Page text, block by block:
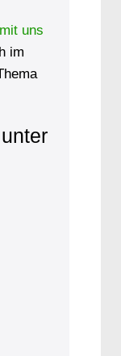
uns
im